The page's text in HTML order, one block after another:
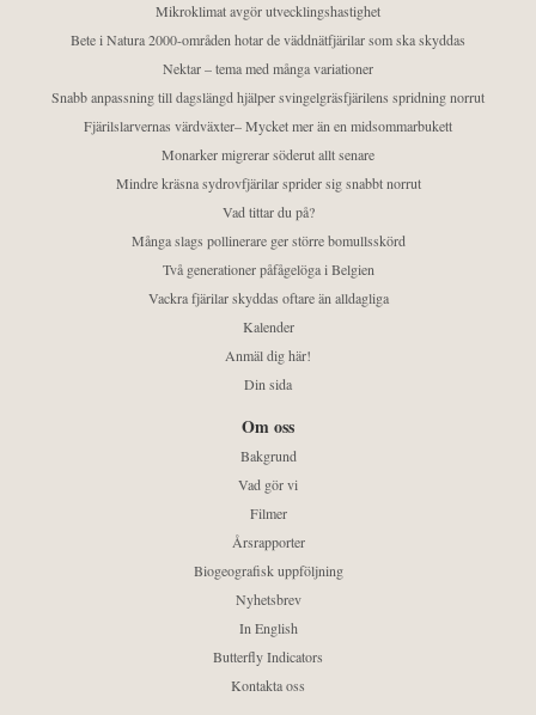
Mikroklimat avgör utvecklingshastighet
Bete i Natura 2000-områden hotar de väddnätfjärilar som ska skyddas
Nektar – tema med många variationer
Snabb anpassning till dagslängd hjälper svingelgräsfjärilens spridning norrut
Fjärilslarvernas värdväxter– Mycket mer än en midsommarbukett
Monarker migrerar söderut allt senare
Mindre kräsna sydrovfjärilar sprider sig snabbt norrut
Vad tittar du på?
Många slags pollinerare ger större bomullsskörd
Två generationer påfågelöga i Belgien
Vackra fjärilar skyddas oftare än alldagliga
Kalender
Anmäl dig här!
Din sida
Om oss
Bakgrund
Vad gör vi
Filmer
Årsrapporter
Biogeografisk uppföljning
Nyhetsbrev
In English
Butterfly Indicators
Kontakta oss